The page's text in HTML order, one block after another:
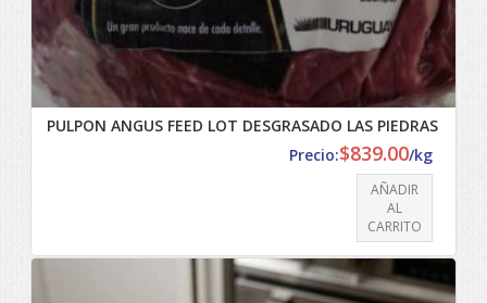
PULPON ANGUS FEED LOT DESGRASADO LAS PIEDRAS
Precio:$839.00/kg
AÑADIR
AL
CARRITO